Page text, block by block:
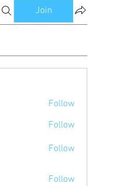
Join
Follow
Follow
Follow
Follow